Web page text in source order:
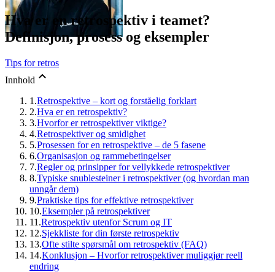
Hva er en retrospektiv i teamet?
Definisjon, prosess og eksempler
Tips for retros
Innhold
1.Retrospektive – kort og forståelig forklart
2.Hva er en retrospektiv?
3.Hvorfor er retrospektiver viktige?
4.Retrospektiver og smidighet
5.Prosessen for en retrospektive – de 5 fasene
6.Organisasjon og rammebetingelser
7.Regler og prinsipper for vellykkede retrospektiver
8.Typiske snublesteiner i retrospektiver (og hvordan man
unngår dem)
9.Praktiske tips for effektive retrospektiver
10.Eksempler på retrospektiver
11.Retrospektiv utenfor Scrum og IT
12.Sjekkliste for din første retrospektiv
13.Ofte stilte spørsmål om retrospektiv (FAQ)
14.Konklusjon – Hvorfor retrospektiver muliggjør reell
endring